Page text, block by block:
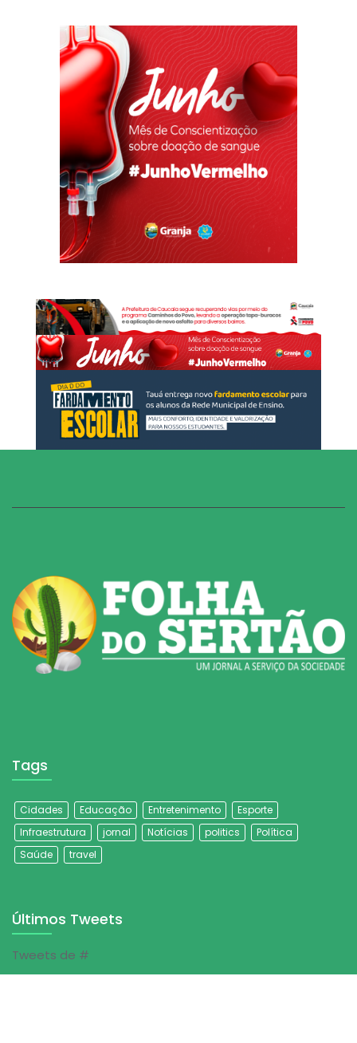
Tags
Cidades Educação Entretenimento
Esporte
Infraestrutura
jornal Notícias politics
Política
Saúde
travel
Últimos Tweets
Tweets de #